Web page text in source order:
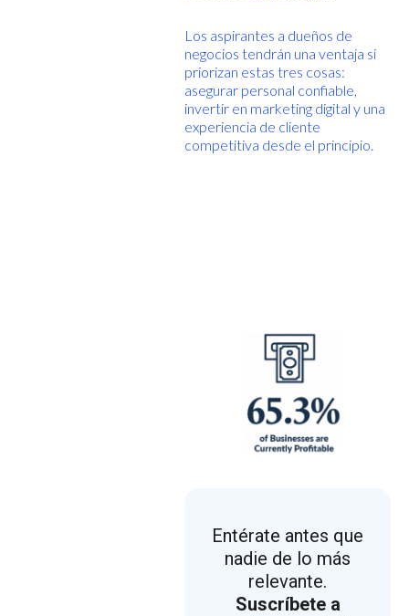
Los aspirantes a dueños de
negocios tendrán una ventaja si
priorizan estas tres cosas:
asegurar personal confiable,
invertir en marketing digital y una
experiencia de cliente
competitiva desde el principio.
Entérate antes que
nadie de lo más
relevante.
Suscríbete a